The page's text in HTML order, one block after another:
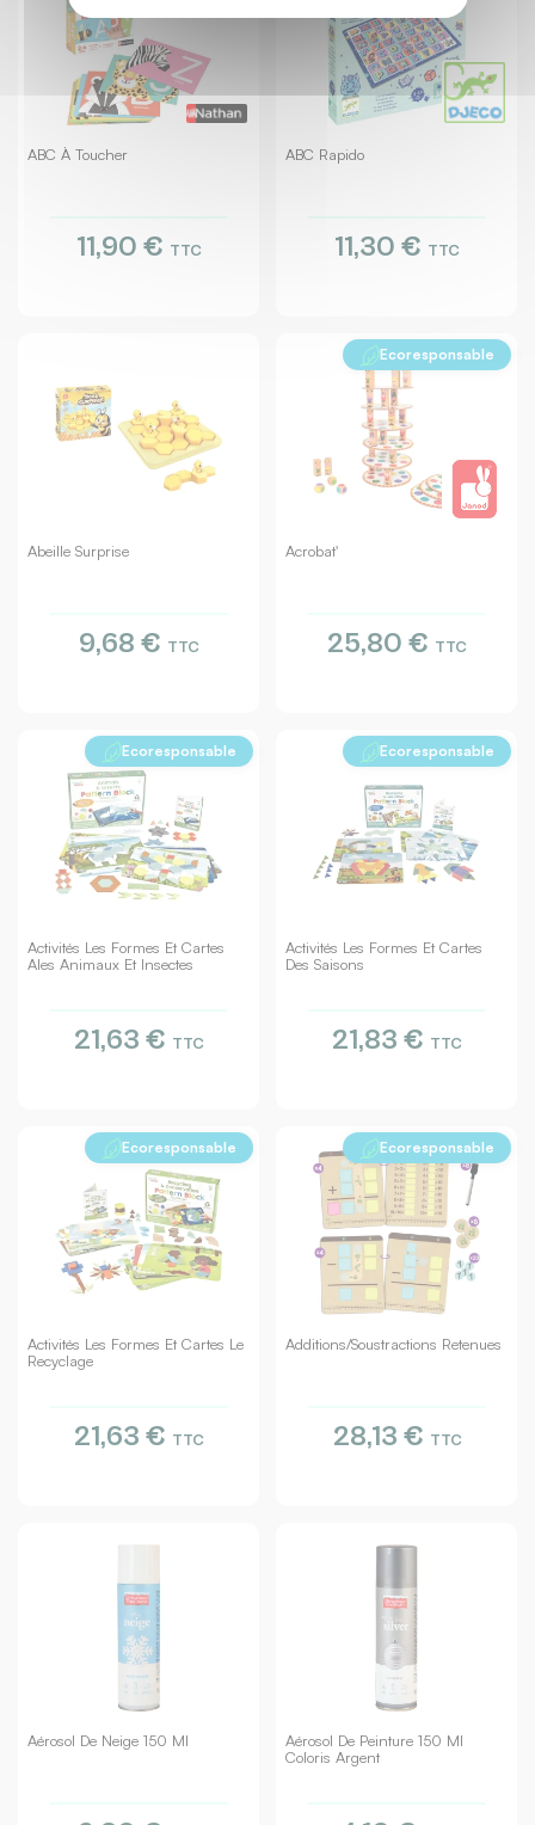
ABC À Toucher
11,90 € TTC
ABC Rapido
11,30 € TTC
Abeille Surprise
9,68 € TTC
Acrobat'
Ecoresponsable
25,80 € TTC
Activités Les Formes Et Cartes
Ales Animaux Et Insectes
Ecoresponsable
21,63 € TTC
Activités Les Formes Et Cartes
Des Saisons
Ecoresponsable
21,83 € TTC
Activités Les Formes Et Cartes Le
Recyclage
Ecoresponsable
21,63 € TTC
Additions/soustractions Retenues
Ecoresponsable
28,13 € TTC
Aérosol De Neige 150 Ml
Aérosol De Peinture 150 Ml
Coloris Argent